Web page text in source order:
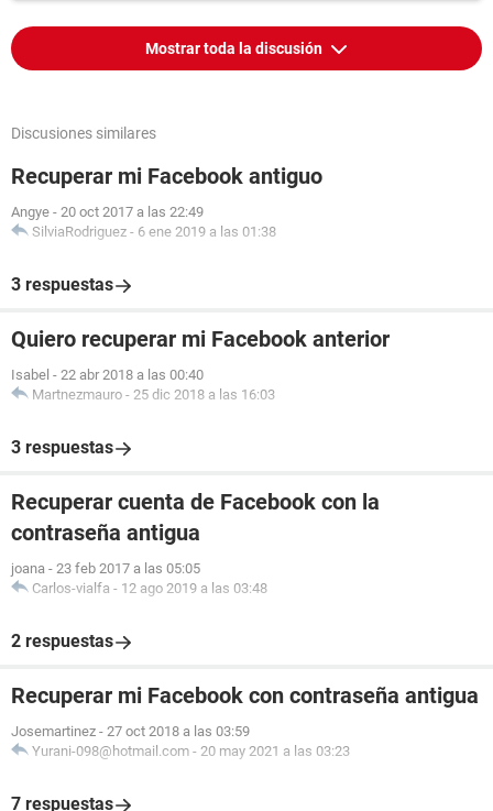
Mostrar toda la discusión
Discusiones similares
Recuperar mi Facebook antiguo
Angye - 20 oct 2017 a las 22:49
SilviaRodriguez - 6 ene 2019 a las 01:38
3 respuestas
Quiero recuperar mi Facebook anterior
Isabel - 22 abr 2018 a las 00:40
Martnezmauro - 25 dic 2018 a las 16:03
3 respuestas
Recuperar cuenta de Facebook con la
contraseña antigua
joana - 23 feb 2017 a las 05:05
Carlos-vialfa - 12 ago 2019 a las 03:48
2 respuestas
Recuperar mi Facebook con contraseña antigua
Josemartinez - 27 oct 2018 a las 03:59
Yurani-098@hotmail.com - 20 may 2021 a las 03:23
7 respuestas